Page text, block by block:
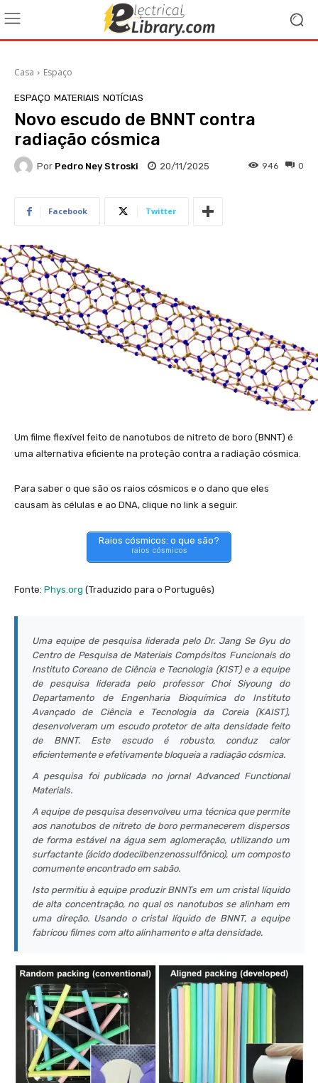
Casa Espaço
ESPAÇO MATERIAIS NOTÍCIAS
Novo escudo de BNNT contra
radiação cósmica
Por Pedro Ney Stroski 20/11/2025 0
946
Facebook Twitter
Um filme flexível feito de nanotubos de nitreto de boro (BNNT) é
uma alternativa eficiente na proteção contra a radiação cósmica.
Para saber o que são os raios cósmicos e o dano que eles
causam às células e ao DNA, clique no link a seguir.
Raios cósmicos: o que são?
raios cósmicos
Fonte: Phys.org (Traduzido para o Português)
Uma equipe de pesquisa liderada pelo Dr. Jang Se Gyu do
Centro de Pesquisa de Materiais Compósitos Funcionais do
Instituto Coreano de Ciência e Tecnologia (KIST) e a equipe
de pesquisa liderada pelo professor Choi Siyoung do
Departamento de Engenharia Bioquímica do Instituto
Avançado de Ciência e Tecnologia da Coreia (KAIST),
desenvolveram um escudo protetor de alta densidade feito
de BNNT. Este escudo é robusto, conduz calor
eficientemente e efetivamente bloqueia a radiação cósmica.
A pesquisa foi publicada no jornal Advanced Functional
Materials.
A equipe de pesquisa desenvolveu uma técnica que permite
aos nanotubos de nitreto de boro permanecerem dispersos
de forma estável na água sem aglomeração, utilizando um
surfactante (ácido dodecilbenzenossulfônico), um composto
comumente encontrado em sabão.
Isto permitiu à equipe produzir BNNTs em um cristal líquido
de alta concentração, no qual os nanotubos se alinham em
uma direção. Usando o cristal líquido de BNNT, a equipe
fabricou filmes com alto alinhamento e alta densidade.